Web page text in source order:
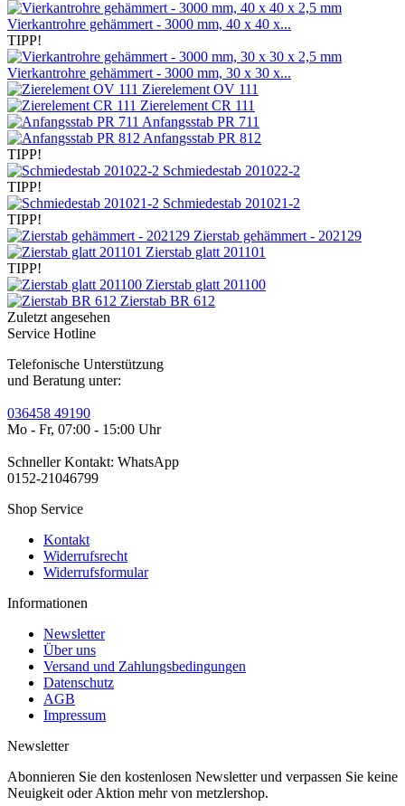
Vierkantrohre gehämmert - 3000 mm, 40 x 40 x...
TIPP!
Vierkantrohre gehämmert - 3000 mm, 30 x 30 x...
Zierelement OV 111
Zierelement CR 111
Anfangsstab PR 711
Anfangsstab PR 812
TIPP!
Schmiedestab 201022-2
TIPP!
Schmiedestab 201021-2
TIPP!
Zierstab gehämmert - 202129
Zierstab glatt 201101
TIPP!
Zierstab glatt 201100
Zierstab BR 612
Zuletzt angesehen
Service Hotline
Telefonische Unterstützung
und Beratung unter:
036458 49190
Mo - Fr, 07:00 - 15:00 Uhr
Schneller Kontakt: WhatsApp
0152-21046799
Shop Service
Kontakt
Widerrufsrecht
Widerrufsformular
Informationen
Newsletter
Über uns
Versand und Zahlungsbedingungen
Datenschutz
AGB
Impressum
Newsletter
Abonnieren Sie den kostenlosen Newsletter und verpassen Sie keine
Neuigkeit oder Aktion mehr von metzlershop.